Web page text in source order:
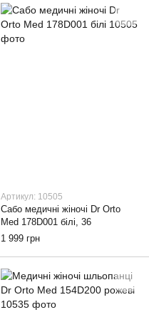
Артикул: 10505
Сабо медичні жіночі Dr Orto
Med 178D001 білі, 36
1 999 грн